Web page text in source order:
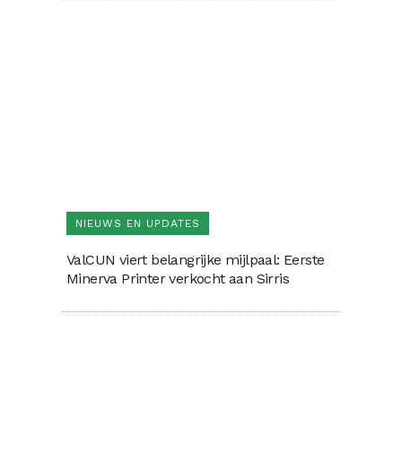
NIEUWS EN UPDATES
ValCUN viert belangrijke mijlpaal: Eerste
Minerva Printer verkocht aan Sirris